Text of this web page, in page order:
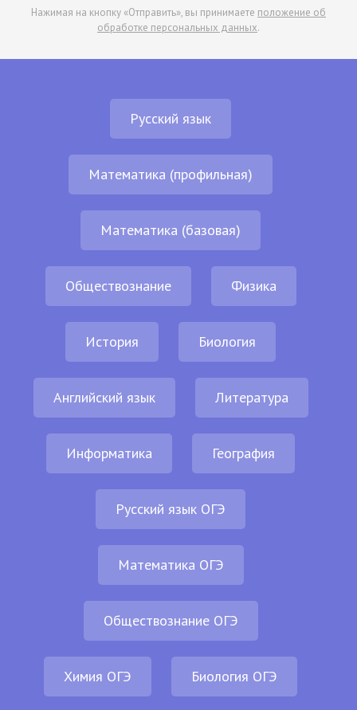
Нажимая на кнопку «Отправить», вы принимаете положение об
обработке персональных данных.
Русский язык
Математика (профильная)
Математика (базовая)
Обществознание Физика
История Биология
Английский язык Литература
Информатика География
Русский язык ОГЭ
Математика ОГЭ
Обществознание ОГЭ
Химия ОГЭ Биология ОГЭ